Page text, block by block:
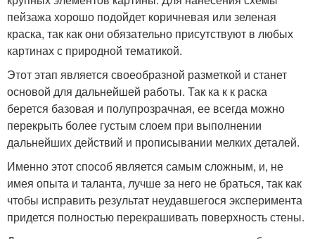
пейзажа хорошо подойдет коричневая или зеленая
краска, так как они обязательно присутствуют в любых
картинах с природной тематикой.
Этот этап является своеобразной разметкой и станет
основой для дальнейшей работы. Так ка к к раска
берется базовая и полупрозрачная, ее всегда можно
перекрыть более густым слоем при выполнении
дальнейших действий и прописывании мелких деталей.
Именно этот способ является самым сложным, и, не
имея опыта и таланта, лучше за него не браться, так как
чтобы исправить результат неудавшегося эксперимента
придется полностью перекрашивать поверхность стены.